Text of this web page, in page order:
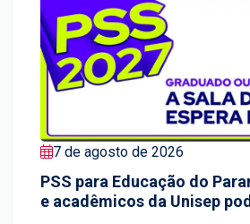
7 de agosto de 2026
PSS para Educação do
e acadêmicos da Unisep